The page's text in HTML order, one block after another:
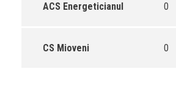
ACS Energeticianul 0
CS Mioveni 0